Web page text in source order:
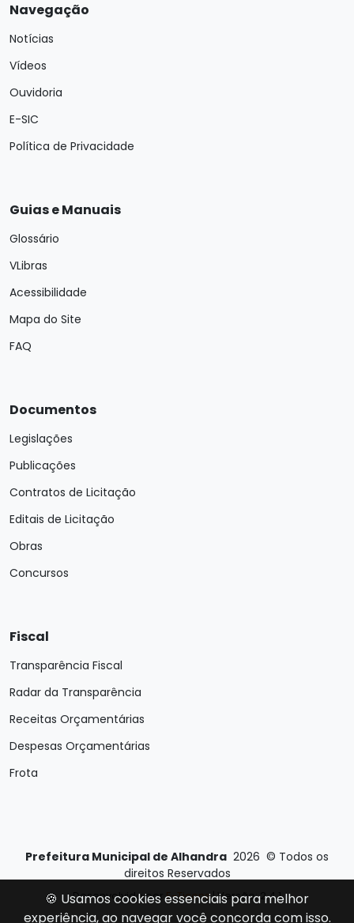
Navegação
Notícias
Vídeos
Ouvidoria
E-SIC
Política de Privacidade
Guias e Manuais
Glossário
VLibras
Acessibilidade
Mapa do Site
FAQ
Documentos
Legislações
Publicações
Contratos de Licitação
Editais de Licitação
Obras
Concursos
Fiscal
Transparência Fiscal
Radar da Transparência
Receitas Orçamentárias
Despesas Orçamentárias
Frota
Prefeitura Municipal de Alhandra 2026 © Todos os
direitos Reservados
Desenvolvido porE-Ticons| Versão: 2.4.1
🍪 Usamos cookies essenciais para melhor
experiência, ao navegar você concorda com isso.